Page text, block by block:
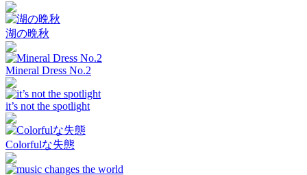
湖の晩秋
Mineral Dress No.2
it’s not the spotlight
Colorfulな失態